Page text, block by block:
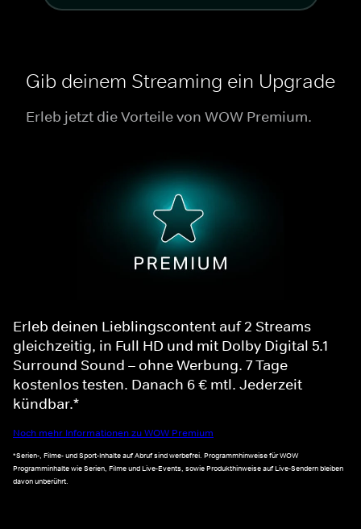
Gib deinem Streaming ein Upgrade
Erleb jetzt die Vorteile von WOW Premium.
Erleb deinen Lieblingscontent auf 2 Streams
gleichzeitig, in Full HD und mit Dolby Digital 5.1
Surround Sound – ohne Werbung. 7 Tage
kostenlos testen. Danach 6 € mtl. Jederzeit
kündbar.*
Noch mehr Informationen zu WOW Premium
*Serien-, Filme- und Sport-Inhalte auf Abruf sind werbefrei. Programmhinweise für WOW
Programminhalte wie Serien, Filme und Live-Events, sowie Produkthinweise auf Live-Sendern bleiben
davon unberührt.